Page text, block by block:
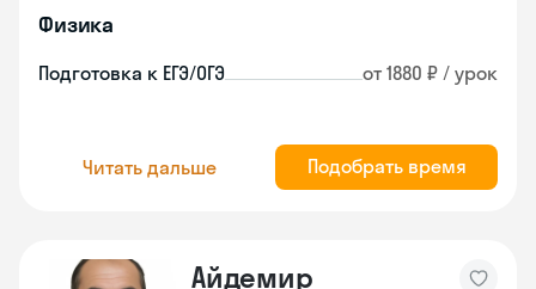
Физика
Подготовка к ЕГЭ/ОГЭ от 1880 ₽ / урок
Читать дальше Подобрать время
Айдемир